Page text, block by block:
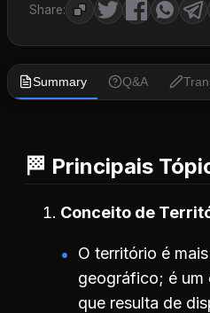
Share:
Summary Q&A
🏁 Principais
Conceito de
O território é
geográfico; é um
que resulta de